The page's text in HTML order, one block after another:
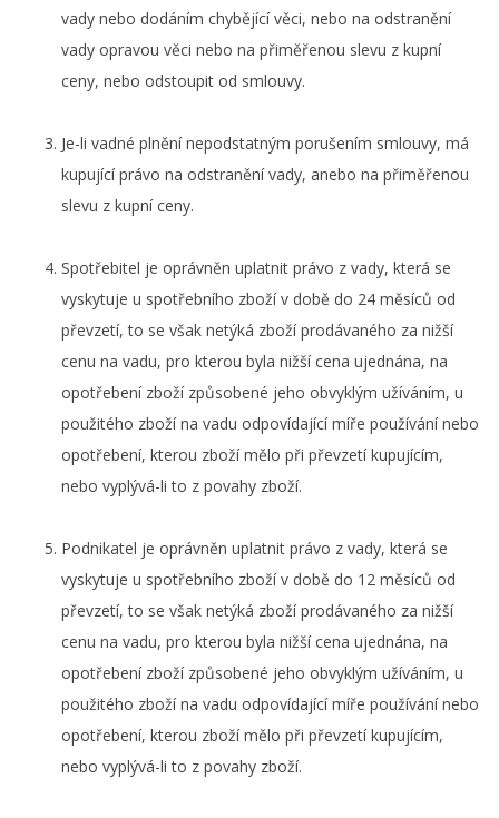
vady nebo dodáním chybějící věci, nebo na odstranění
vady opravou věci nebo na přiměřenou slevu z kupní
ceny, nebo odstoupit od smlouvy.
Je-li vadné plnění nepodstatným porušením smlouvy, má
kupující právo na odstranění vady, anebo na přiměřenou
slevu z kupní ceny.
Spotřebitel je oprávněn uplatnit právo z vady, která se
vyskytuje u spotřebního zboží v době do 24 měsíců od
převzetí, to se však netýká zboží prodávaného za nižší
cenu na vadu, pro kterou byla nižší cena ujednána, na
opotřebení zboží způsobené jeho obvyklým užíváním, u
použitého zboží na vadu odpovídající míře používání nebo
opotřebení, kterou zboží mělo při převzetí kupujícím,
nebo vyplývá-li to z povahy zboží.
Podnikatel je oprávněn uplatnit právo z vady, která se
vyskytuje u spotřebního zboží v době do 12 měsíců od
převzetí, to se však netýká zboží prodávaného za nižší
cenu na vadu, pro kterou byla nižší cena ujednána, na
opotřebení zboží způsobené jeho obvyklým užíváním, u
použitého zboží na vadu odpovídající míře používání nebo
opotřebení, kterou zboží mělo při převzetí kupujícím,
nebo vyplývá-li to z povahy zboží.